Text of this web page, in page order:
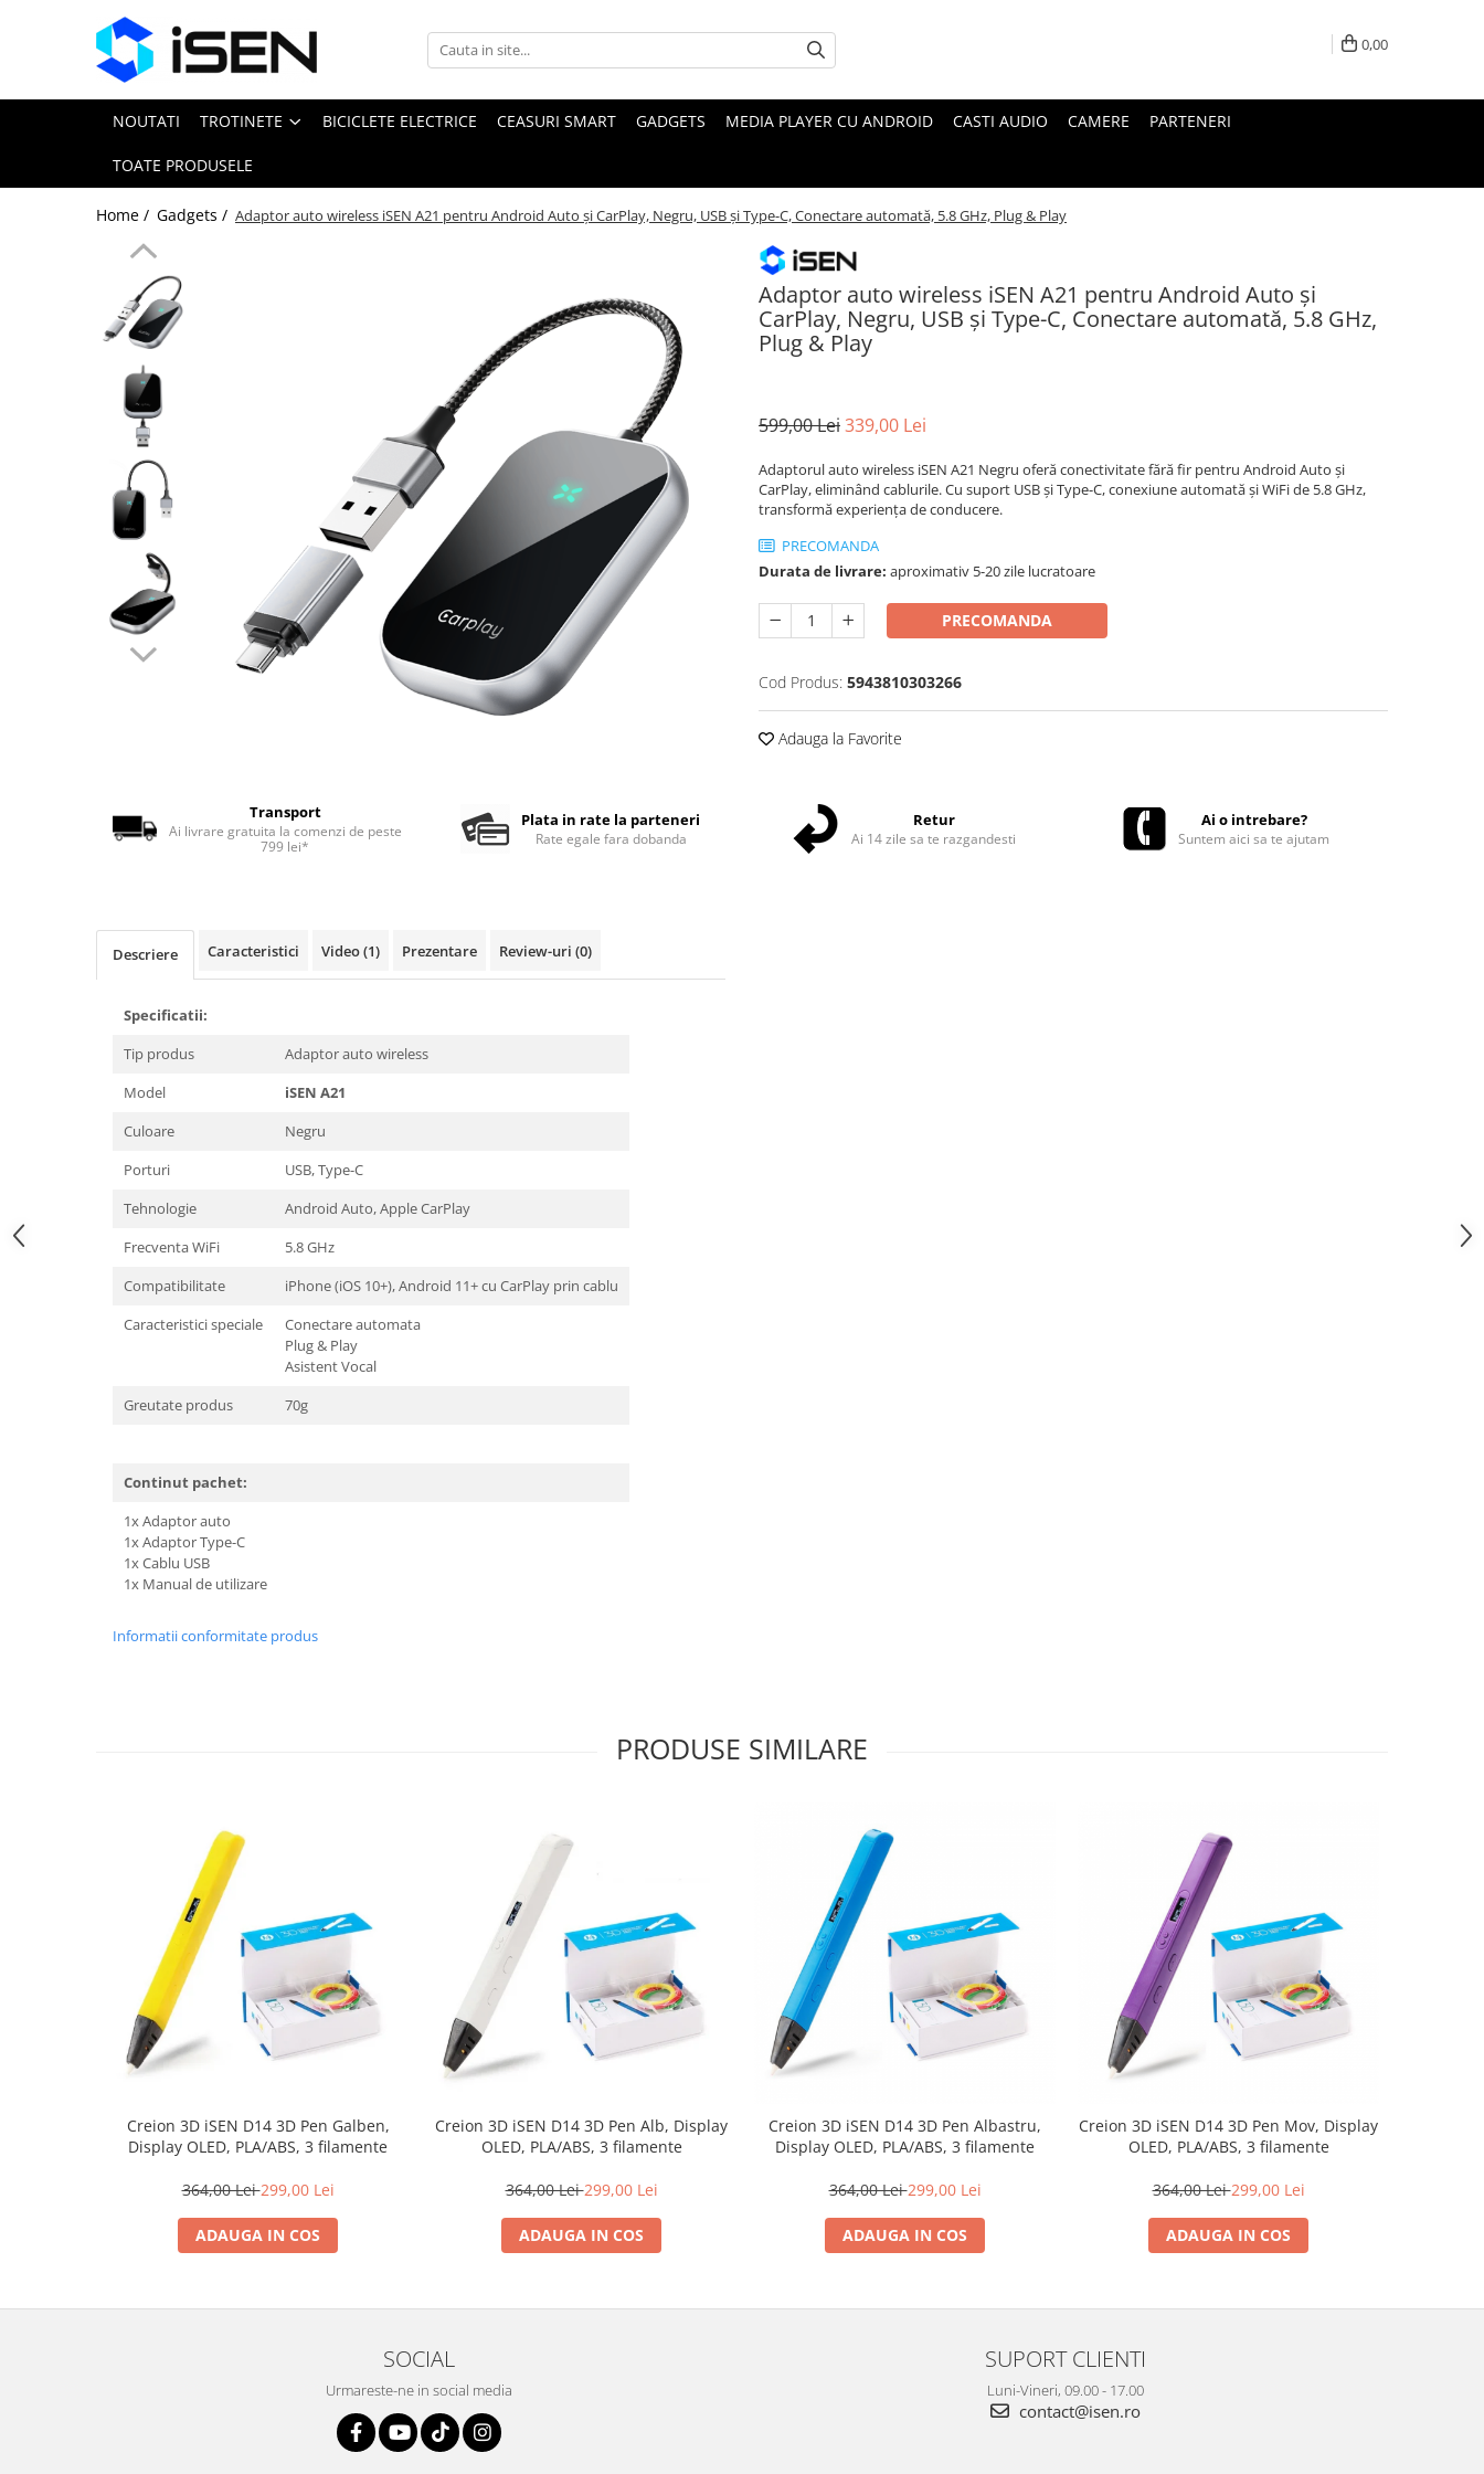
Trotinete
Trotinete electrice
0,00
NOUTATI TROTINETE BICICLETE ELECTRICE CEASURI SMART GADGETS MEDIA PLAYER CU ANDROID CASTI AUDIO CAMERE PARTENERI
TOATE PRODUSELE
Home / Gadgets / Adaptor auto wireless iSEN A21 pentru Android Auto și CarPlay, Negru, USB și Type-C, Conectare automată, 5.8 GHz, Plug & Play
Adaptor auto wireless iSEN A21 pentru Android Auto și
CarPlay, Negru, USB și Type-C, Conectare automată, 5.8 GHz,
Plug & Play
599,00 Lei339,00 Lei
Adaptorul auto wireless iSEN A21 Negru oferă conectivitate fără fir pentru Android Auto și
CarPlay, eliminând cablurile. Cu suport USB și Type-C, conexiune automată și WiFi de 5.8 GHz,
transformă experiența de conducere.
PRECOMANDA
Durata de livrare: aproximativ 5-20 zile lucratoare
PRECOMANDA
Cod Produs: 5943810303266
Adauga la Favorite
Transport
Ai livrare gratuita la comenzi de peste
799 lei*
Plata in rate la parteneri
Rate egale fara dobanda
Retur
Ai 14 zile sa te razgandesti
Ai o intrebare?
Suntem aici sa te ajutam
Descriere Caracteristici Video(1) Prezentare Review-uri (0)
Specificatii:
Tip produs
Adaptor auto wireless
Model
iSEN A21
Culoare
Negru
Porturi
USB, Type-C
Tehnologie
Android Auto, Apple CarPlay
Frecventa WiFi
5.8 GHz
Compatibilitate
iPhone (iOS 10+), Android 11+ cu CarPlay prin cablu
Caracteristici speciale
Conectare automata
Plug & Play
Asistent Vocal
Greutate produs
70g
Continut pachet:
1x Adaptor auto
1x Adaptor Type-C
1x Cablu USB
1x Manual de utilizare
Informatii conformitate produs
PRODUSE SIMILARE
Creion 3D iSEN D14 3D Pen Galben,
Display OLED, PLA/ABS, 3 filamente
364,00 Lei299,00 Lei
ADAUGA IN COS
Creion 3D iSEN D14 3D Pen Alb, Display
OLED, PLA/ABS, 3 filamente
364,00 Lei299,00 Lei
ADAUGA IN COS
Creion 3D iSEN D14 3D Pen Albastru,
Display OLED, PLA/ABS, 3 filamente
364,00 Lei299,00 Lei
ADAUGA IN COS
Creion 3D iSEN D14 3D Pen Mov, Display
OLED, PLA/ABS, 3 filamente
364,00 Lei299,00 Lei
ADAUGA IN COS
SOCIAL
Urmareste-ne in social media
SUPORT CLIENTI
Luni-Vineri, 09.00 - 17.00
contact@isen.ro